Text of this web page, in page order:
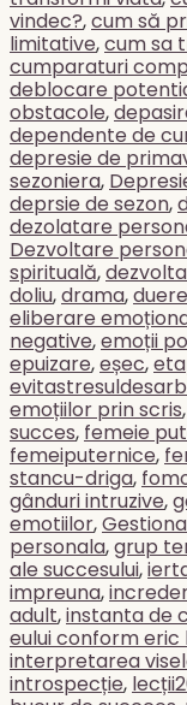
vindec?,cum să
limitative,cum sa
cumparaturi
deblocare
obstacole,
dependente de
depresie de
sezoniera,
deprsie de sezon,
dezolatare
Dezvoltare
spirituală,
doliu,drama,duere
eliberare
negative,emoții
epuizare,eșec,
emoțiilor prin scris,
succes, femeie
femeiputernice,
stancu-driga,
gânduri intruzive,
emotiilor,
personala,grup
ale succesului,
impreuna,
adult,instanta de
eului conform eric
interpretarea
introspecție,